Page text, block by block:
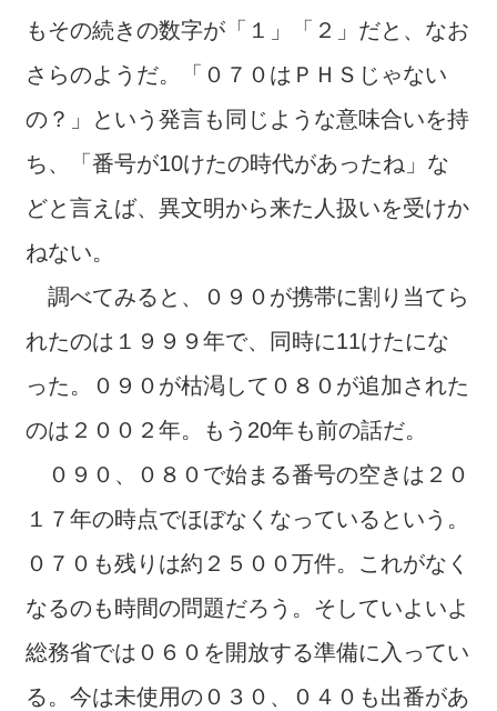
もその続きの数字が「１」「２」だと、なお
さらのようだ。「０７０はＰＨＳじゃない
の？」という発言も同じような意味合いを持
ち、「番号が10けたの時代があったね」な
どと言えば、異文明から来た人扱いを受けか
ねない。
調べてみると、０９０が携帯に割り当てら
れたのは１９９９年で、同時に11けたにな
った。０９０が枯渇して０８０が追加された
のは２００２年。もう20年も前の話だ。
０９０、０８０で始まる番号の空きは２０
１７年の時点でほぼなくなっているという。
０７０も残りは約２５００万件。これがなく
なるのも時間の問題だろう。そしていよいよ
総務省では０６０を開放する準備に入ってい
る。今は未使用の０３０、０４０も出番があ